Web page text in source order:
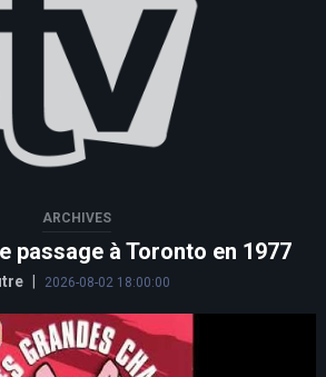
ARCHIVES
passage à Toronto en 1977
2026-08-02 18:00:00